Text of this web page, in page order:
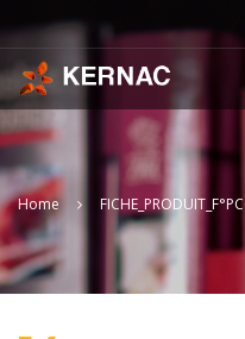
Home